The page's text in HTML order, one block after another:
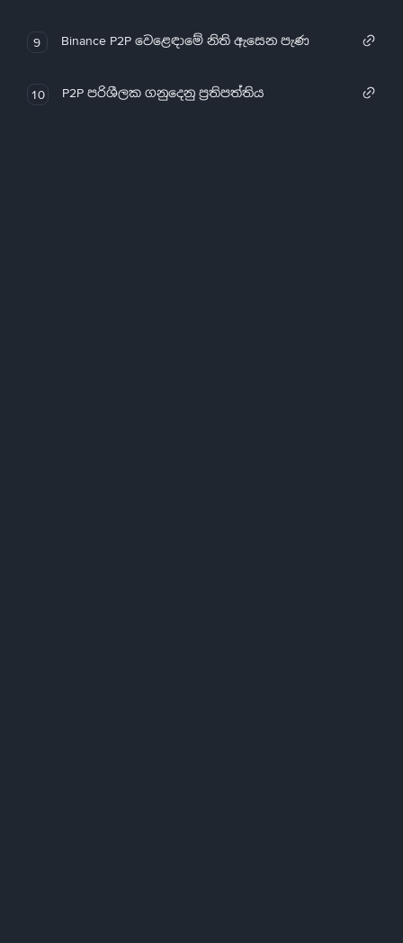
9 Binance P2P වෙළෙඳාමේ නිති ඇසෙන පැණ
10 P2P පරිශීලක ගනුදෙනු ප්‍රතිපත්තිය